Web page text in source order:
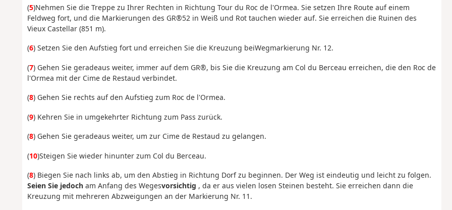
(5)Nehmen Sie die Treppe zu Ihrer Rechten in Richtung Tour du Roc de l'Ormea. Sie setzen Ihre Route auf einem
Feldweg fort, und die Markierungen des GR®52 in Weiß und Rot tauchen wieder auf. Sie erreichen die Ruinen des
Vieux Castellar (851 m).
(6) Setzen Sie den Aufstieg fort und erreichen Sie die Kreuzung beiWegmarkierung Nr. 12.
(7) Gehen Sie geradeaus weiter, immer auf dem GR®, bis Sie die Kreuzung am Col du Berceau erreichen, die den Roc de
l'Ormea mit der Cime de Restaud verbindet.
(8) Gehen Sie rechts auf den Aufstieg zum Roc de l'Ormea.
(9) Kehren Sie in umgekehrter Richtung zum Pass zurück.
(8) Gehen Sie geradeaus weiter, um zur Cime de Restaud zu gelangen.
(10)Steigen Sie wieder hinunter zum Col du Berceau.
(8) Biegen Sie nach links ab, um den Abstieg in Richtung Dorf zu beginnen. Der Weg ist eindeutig und leicht zu folgen.
Seien Sie jedoch am Anfang des Wegesvorsichtig , da er aus vielen losen Steinen besteht. Sie erreichen dann die
Kreuzung mit mehreren Abzweigungen an der Markierung Nr. 11.